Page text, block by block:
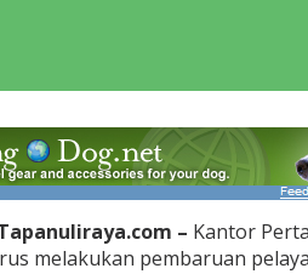
– Kantor
melakukan pembaruan